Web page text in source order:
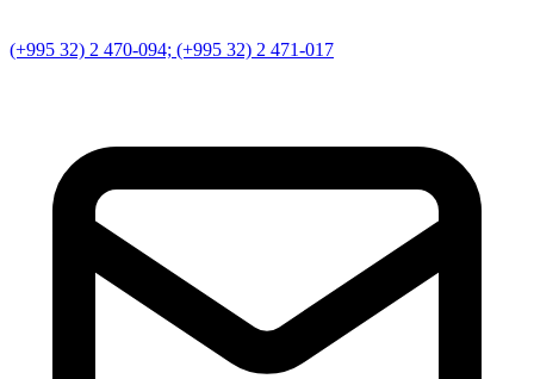
(+995 32) 2 470-094; (+995 32) 2 471-017